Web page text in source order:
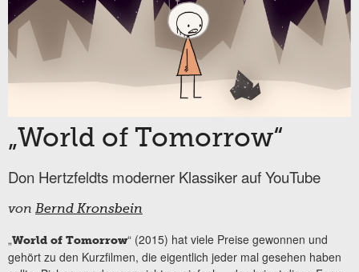
„World of Tomorrow“
Don Hertzfeldts moderner Klassiker auf YouTube
von Bernd Kronsbein
„World of Tomorrow“ (2015) hat viele Preise gewonnen und
gehört zu den Kurzfilmen, die eigentlich jeder mal gesehen haben